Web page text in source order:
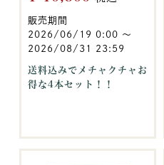
販売期間
2026/06/19 0:00 〜
2026/08/31 23:59
送料込みでメチャクチャお
得な4本セット！！